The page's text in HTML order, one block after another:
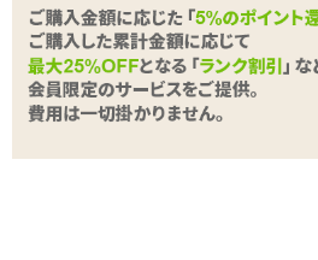
ホルターネックでお胸の部分はレース